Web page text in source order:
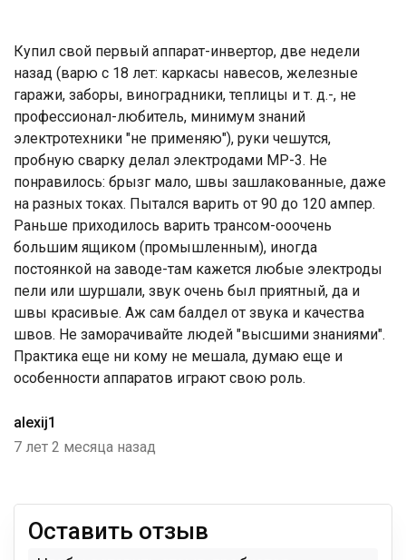
Купил свой первый аппарат-инвертор, две недели
назад (варю с 18 лет: каркасы навесов, железные
гаражи, заборы, виноградники, теплицы и т. д.-, не
профессионал-любитель, минимум знаний
электротехники "не применяю"), руки чешутся,
пробную сварку делал электродами МР-3. Не
понравилось: брызг мало, швы зашлакованные, даже
на разных токах. Пытался варить от 90 до 120 ампер.
Раньше приходилось варить трансом-ооочень
большим ящиком (промышленным), иногда
постоянкой на заводе-там кажется любые электроды
пели или шуршали, звук очень был приятный, да и
швы красивые. Аж сам балдел от звука и качества
швов. Не заморачивайте людей "высшими знаниями".
Практика еще ни кому не мешала, думаю еще и
особенности аппаратов играют свою роль.
alexij1
7 лет 2 месяца назад
Оставить отзыв